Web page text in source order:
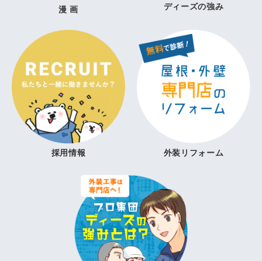
漫 画 ディーズの強み
採用情報 外装リフォーム